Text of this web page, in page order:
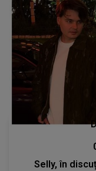
Selly, în